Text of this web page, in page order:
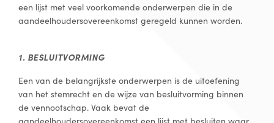
een lijst met veel voorkomende onderwerpen die in de
aandeelhoudersovereenkomst geregeld kunnen worden.
1. BESLUITVORMING
Een van de belangrijkste onderwerpen is de uitoefening
van het stemrecht en de wijze van besluitvorming binnen
de vennootschap. Vaak bevat de